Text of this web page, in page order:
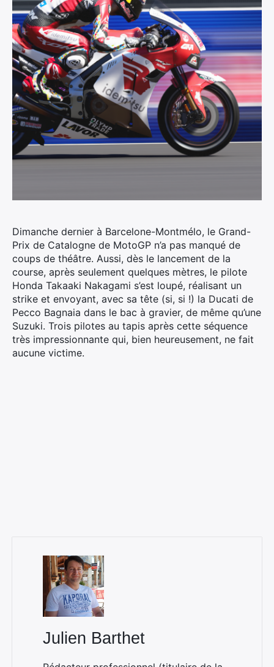
Dimanche dernier à Barcelone-Montmélo, le Grand-
Prix de Catalogne de MotoGP n’a pas manqué de
coups de théâtre. Aussi, dès le lancement de la
course, après seulement quelques mètres, le pilote
Honda Takaaki Nakagami s’est loupé, réalisant un
strike et envoyant, avec sa tête (si, si !) la Ducati de
Pecco Bagnaia dans le bac à gravier, de même qu’une
Suzuki. Trois pilotes au tapis après cette séquence
très impressionnante qui, bien heureusement, ne fait
aucune victime.
Julien Barthet